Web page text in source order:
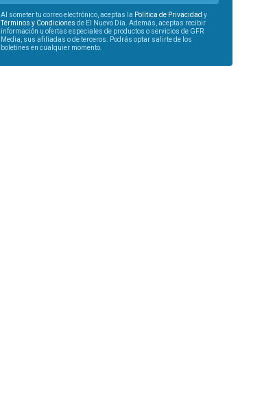
Al someter tu correo electrónico, aceptas la Política de Privacidad y
Términos y Condiciones de El Nuevo Día. Además, aceptas recibir
información u ofertas especiales de productos o servicios de GFR
Media, sus afiliadas o de terceros. Podrás optar salirte de los
boletines en cualquier momento.